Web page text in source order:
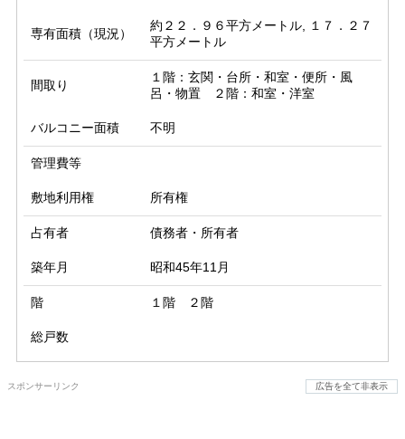
専有面積（現況）
約２２．９６平方メートル, １７．２７
平方メートル
間取り
１階：玄関・台所・和室・便所・風
呂・物置 ２階：和室・洋室
バルコニー面積 不明
管理費等
敷地利用権 所有権
占有者 債務者・所有者
築年月 昭和45年11月
階 １階 ２階
総戸数
スポンサーリンク 広告を全て非表示